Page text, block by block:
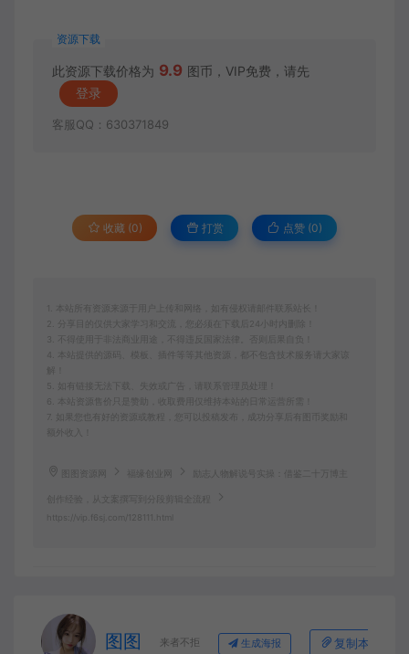
资源下载
此资源下载价格为 9.9 图币，VIP免费，请先
登录
客服QQ：630371849
收藏 (0) 打赏 点赞 (0)
1. 本站所有资源来源于用户上传和网络，如有侵权请邮件联系站长！
2. 分享目的仅供大家学习和交流，您必须在下载后24小时内删除！
3. 不得使用于非法商业用途，不得违反国家法律。否则后果自负！
4. 本站提供的源码、模板、插件等等其他资源，都不包含技术服务请大家谅
5. 如有链接无法下载、失效或广告，请联系管理员处理！
6. 本站资源售价只是赞助，收取费用仅维持本站的日常运营所需！
7. 如果您也有好的资源或教程，您可以投稿发布，成功分享后有图币奖励和
额外收入！
图图资源网 福缘创业网 励志人物解说号实操：借鉴二十万博主
创作经验，从文案撰写到分段剪辑全流程
https://vip.f6sj.com/128111.html
图图 来者不拒 生成海报 复制本文链接